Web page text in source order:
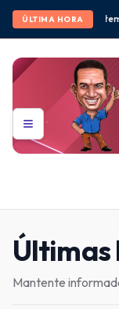
ÚLTIMA HORA
lluvias” Eduardo Ramírez
Últimas
Mantente